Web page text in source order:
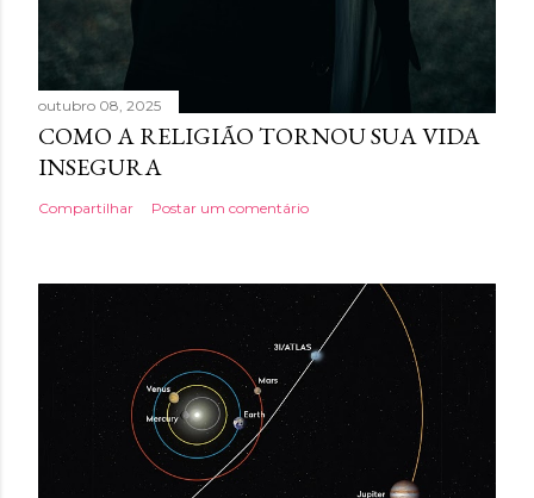
outubro 08, 2025
COMO A RELIGIÃO TORNOU SUA VIDA
INSEGURA
Compartilhar Postar um comentário